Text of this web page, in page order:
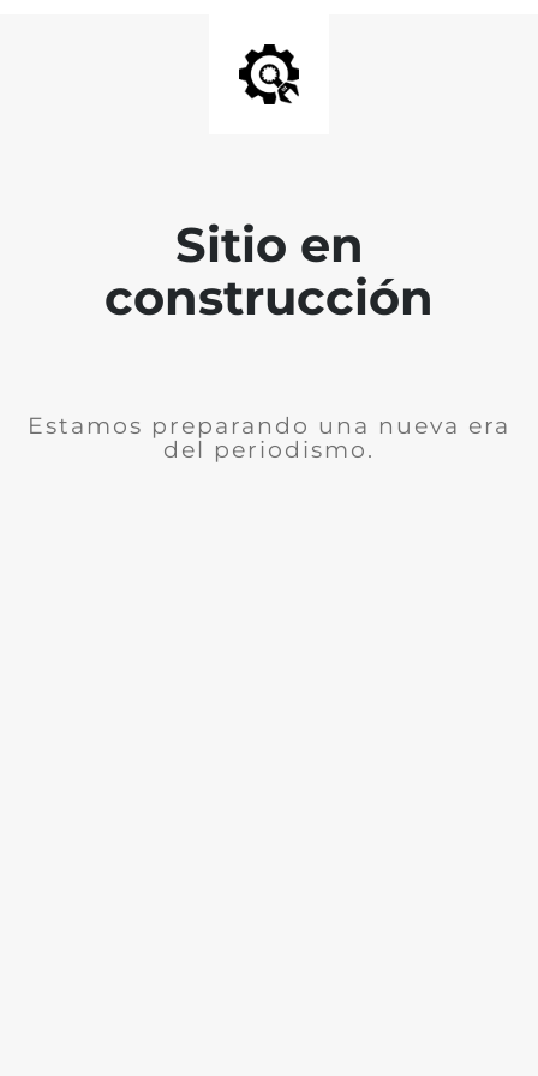
Sitio en
construcción
Estamos preparando una nueva era
del periodismo.